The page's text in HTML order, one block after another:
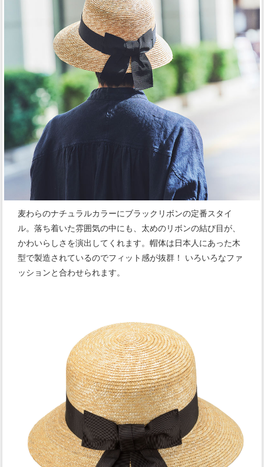
麦わらのナチュラルカラーにブラックリボンの定番スタイ
ル。落ち着いた雰囲気の中にも、太めのリボンの結び目が、
かわいらしさを演出してくれます。帽体は日本人にあった木
型で製造されているのでフィット感が抜群！ いろいろなファ
ッションと合わせられます。